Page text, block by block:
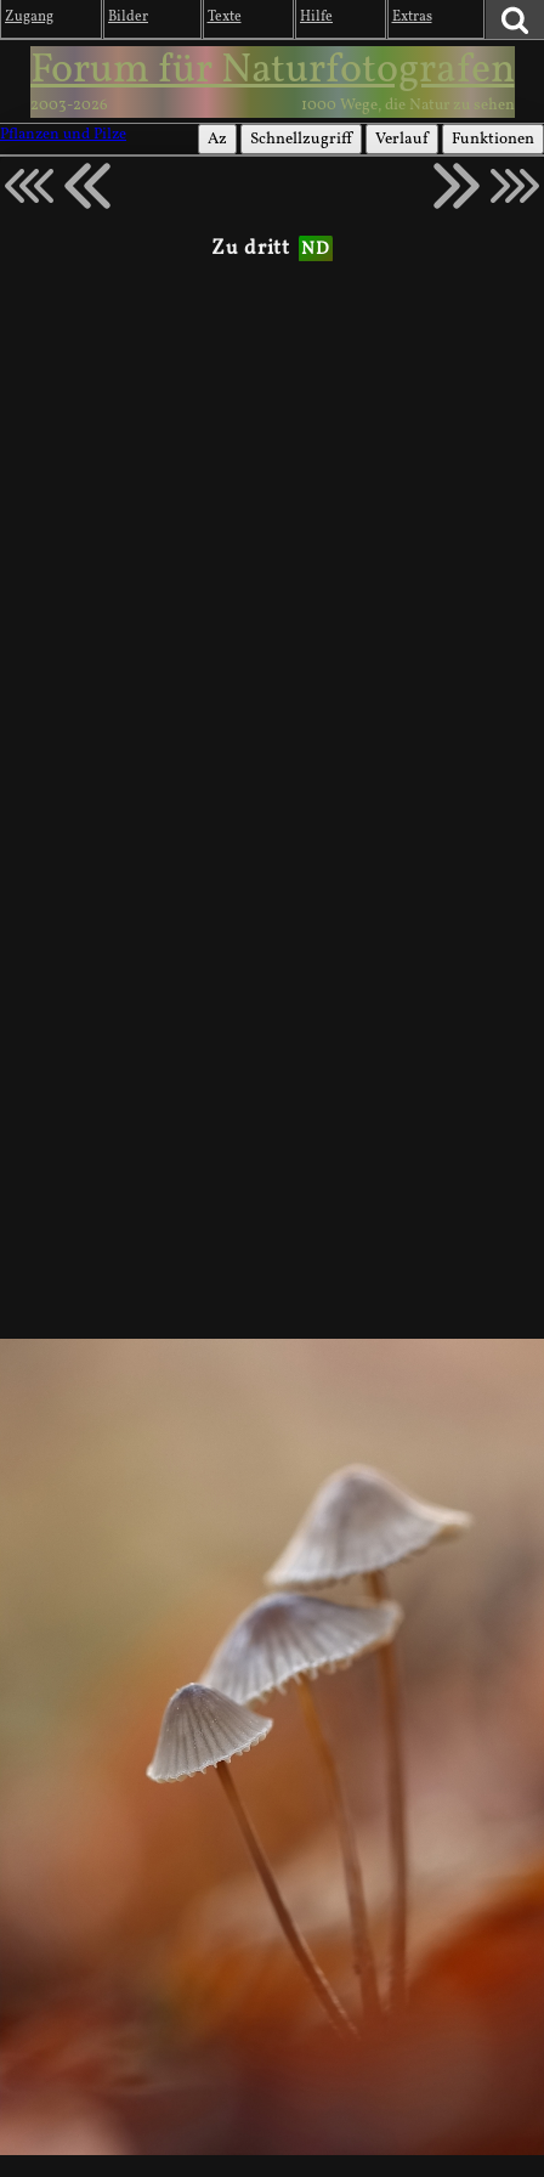
Zugang Bilder Texte Hilfe Extras
Forum für Naturfotografen
2003-2026
1000 Wege, die Natur zu sehen
Pflanzen und Pilze
Az Schnellzugriff Verlauf Funktionen
Zu dritt